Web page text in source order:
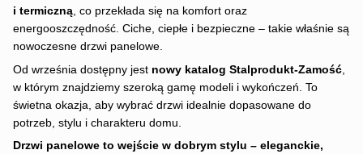
i termiczną, co przekłada się na komfort oraz
energooszczędność. Ciche, ciepłe i bezpieczne – takie właśnie są
nowoczesne drzwi panelowe.
Od września dostępny jest nowy katalog Stalprodukt-Zamość,
w którym znajdziemy szeroką gamę modeli i wykończeń. To
świetna okazja, aby wybrać drzwi idealnie dopasowane do
potrzeb, stylu i charakteru domu.
Drzwi panelowe to wejście w dobrym stylu – eleganckie,